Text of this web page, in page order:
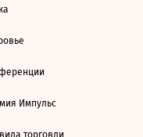
Импульс
торговли